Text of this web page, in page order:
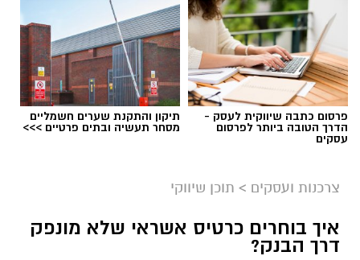
פרסום כתבה שיווקית לעסק -
הדרך הטובה ביותר לפרסום
עסקים
תיקון והתקנת שערים חשמליים
מסחר תעשיה ובתים פרטיים >>>
צרכנות ועסקים > תוכן שיווקי
איך בוחרים כרטיס אשראי שלא מונפק
דרך הבנק?